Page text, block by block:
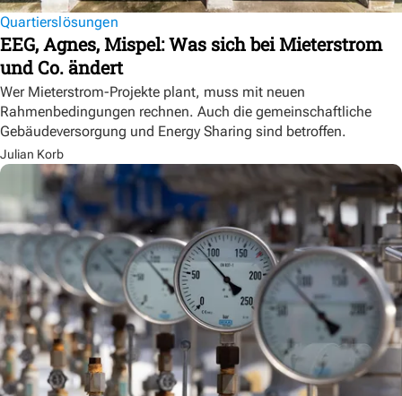
Quartierslösungen
EEG, Agnes, Mispel: Was sich bei Mieterstrom
und Co. ändert
Wer Mieterstrom-Projekte plant, muss mit neuen
Rahmenbedingungen rechnen. Auch die gemeinschaftliche
Gebäudeversorgung und Energy Sharing sind betroffen.
Julian Korb